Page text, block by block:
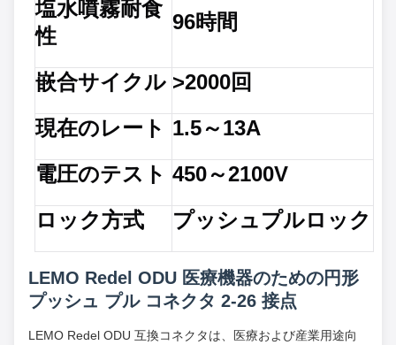
塩水噴霧耐食
性
96時間
嵌合サイクル >2000回
現在のレート 1.5～13A
電圧のテスト 450～2100V
ロック方式
プッシュプルロック
LEMO Redel ODU 医療機器のための円形
プッシュ プル コネクタ 2-26 接点
LEMO Redel ODU 互換コネクタは、医療および産業用途向